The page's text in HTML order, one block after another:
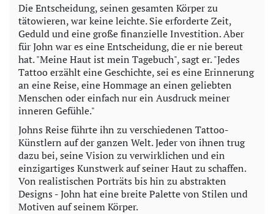
Die Entscheidung, seinen gesamten Körper zu
tätowieren, war keine leichte. Sie erforderte Zeit,
Geduld und eine große finanzielle Investition. Aber
für John war es eine Entscheidung, die er nie bereut
hat. "Meine Haut ist mein Tagebuch", sagt er. "Jedes
Tattoo erzählt eine Geschichte, sei es eine Erinnerung
an eine Reise, eine Hommage an einen geliebten
Menschen oder einfach nur ein Ausdruck meiner
inneren Gefühle."
Johns Reise führte ihn zu verschiedenen Tattoo-
Künstlern auf der ganzen Welt. Jeder von ihnen trug
dazu bei, seine Vision zu verwirklichen und ein
einzigartiges Kunstwerk auf seiner Haut zu schaffen.
Von realistischen Porträts bis hin zu abstrakten
Designs - John hat eine breite Palette von Stilen und
Motiven auf seinem Körper.